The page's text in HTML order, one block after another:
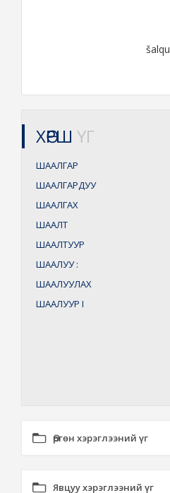
šalqu
ХӨРШ ҮГ
ШААЛГАР
ШААЛГАРДУУ
ШААЛГАХ
ШААЛТ
ШААЛТУУР
ШААЛУУ:
ШААЛУУЛАХ
ШААЛУУР I
Өргөн хэрэглээний үг
Явцуу хэрэглээний үг